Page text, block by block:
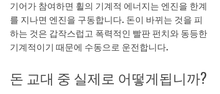
기어가 참여하면 휠의 기계적 에너지는 엔진을 한계
를 지나면 엔진을 구동합니다. 돈이 바뀌는 것을 피
하는 것은 갑작스럽고 폭력적인 빨판 펀치와 동등한
기계적이기 때문에 수동으로 운전합니다.
돈 교대 중 실제로 어떻게됩니까?